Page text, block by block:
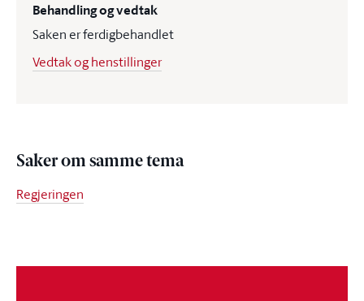
Behandling og vedtak
Saken er ferdigbehandlet
Vedtak og henstillinger
Saker om samme tema
Regjeringen